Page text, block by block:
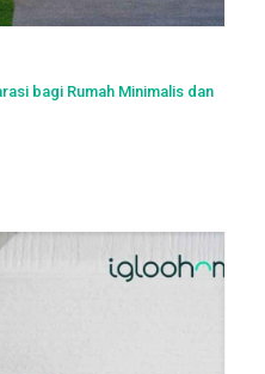
bagi Rumah Minimalis dan